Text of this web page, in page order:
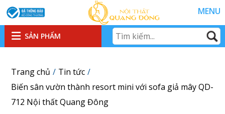
MENU
SẢN PHẨM
Trang chủ
Tin tức
Biến sân vườn thành resort mini với sofa giả mây QD-
712 Nội thất Quang Đông